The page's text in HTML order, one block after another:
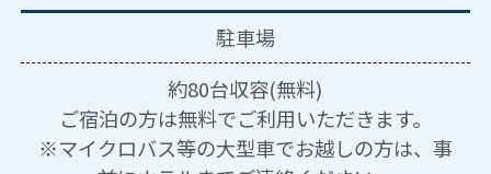
駐車場
約80台収容(無料)
ご宿泊の方は無料でご利用いただきます。
※マイクロバス等の大型車でお越しの方は、事